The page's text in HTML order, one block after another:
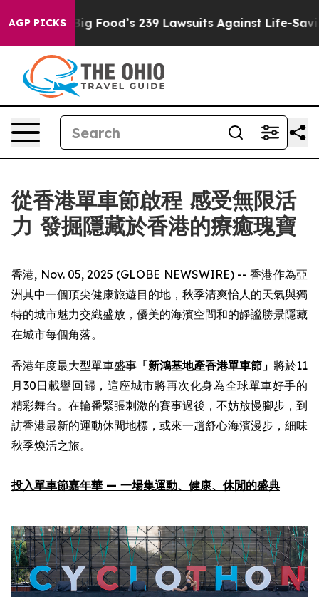
AGP PICKS
Big Food’s 239 Lawsuits Against Life-Saving Policies
從香港單車節啟程 感受無限活
力 發掘隱藏於香港的療癒瑰寶
香港, Nov. 05, 2025 (GLOBE NEWSWIRE) -- 香港作為亞
洲其中一個頂尖健康旅遊目的地，秋季清爽怡人的天氣與獨
特的城市魅力交織盛放，優美的海濱空間和的靜謐勝景隱藏
在城市每個角落。
香港年度最大型單車盛事 「新鴻基地產香港單車節 」 將於11
月30日載譽回歸，這座城市將再次化身為全球單車好手的
精彩舞台。在輪番緊張刺激的賽事過後，不妨放慢腳步，到
訪香港最新的運動休閒地標，或來一趟舒心海濱漫步，細味
秋季煥活之旅。
投入單車節嘉年華 — 一場集運動、健康、休閒的盛典